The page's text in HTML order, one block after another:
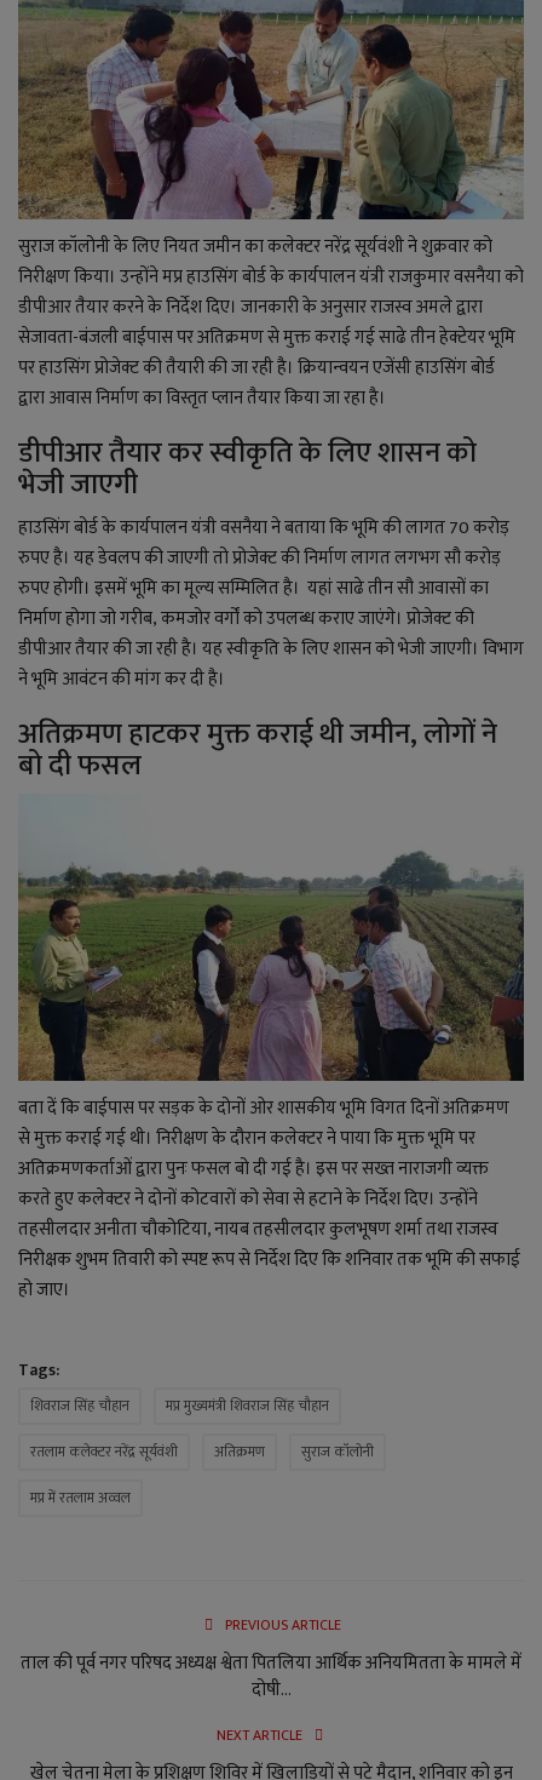
सुराज कॉलोनी के लिए नियत जमीन का कलेक्टर नरेंद्र सूर्यवंशी ने शुक्रवार को
निरीक्षण किया। उन्होंने मप्र हाउसिंग बोर्ड के कार्यपालन यंत्री राजकुमार वसनैया को
डीपीआर तैयार करने के निर्देश दिए। जानकारी के अनुसार राजस्व अमले द्वारा
सेजावता-बंजली बाईपास पर अतिक्रमण से मुक्त कराई गई साढे तीन हेक्टेयर भूमि
पर हाउसिंग प्रोजेक्ट की तैयारी की जा रही है। क्रियान्वयन एजेंसी हाउसिंग बोर्ड
द्वारा आवास निर्माण का विस्तृत प्लान तैयार किया जा रहा है।
डीपीआर तैयार कर स्वीकृति के लिए शासन को
भेजी जाएगी
हाउसिंग बोर्ड के कार्यपालन यंत्री वसनैया ने बताया कि भूमि की लागत 70 करोड़
रुपए है। यह डेवलप की जाएगी तो प्रोजेक्ट की निर्माण लागत लगभग सौ करोड़
रुपए होगी। इसमें भूमि का मूल्य सम्मिलित है। यहां साढे तीन सौ आवासों का
निर्माण होगा जो गरीब, कमजोर वर्गों को उपलब्ध कराए जाएंगे। प्रोजेक्ट की
डीपीआर तैयार की जा रही है। यह स्वीकृति के लिए शासन को भेजी जाएगी। विभाग
ने भूमि आवंटन की मांग कर दी है।
अतिक्रमण हाटकर मुक्त कराई थी जमीन, लोगों ने
बो दी फसल
बता दें कि बाईपास पर सड़क के दोनों ओर शासकीय भूमि विगत दिनों अतिक्रमण
से मुक्त कराई गई थी। निरीक्षण के दौरान कलेक्टर ने पाया कि मुक्त भूमि पर
अतिक्रमणकर्ताओं द्वारा पुनः फसल बो दी गई है। इस पर सख्त नाराजगी व्यक्त
करते हुए कलेक्टर ने दोनों कोटवारों को सेवा से हटाने के निर्देश दिए। उन्होंने
तहसीलदार अनीता चौकोटिया, नायब तहसीलदार कुलभूषण शर्मा तथा राजस्व
निरीक्षक शुभम तिवारी को स्पष्ट रूप से निर्देश दिए कि शनिवार तक भूमि की सफाई
हो जाए।
Tags:
शिवराज सिंह चौहान
मप्र मुख्यमंत्री शिवराज सिंह चौहान
रतलाम कलेक्टर नरेंद्र सूर्यवंशी
अतिक्रमण
सुराज कॉलोनी
मप्र में रतलाम अव्वल
PREVIOUS ARTICLE
ताल की पूर्व नगर परिषद अध्यक्ष श्वेता पितलिया आर्थिक अनियमितता के मामले में
दोषी...
NEXT ARTICLE
खेल चेतना मेला के प्रशिक्षण शिविर में खिलाड़ियों से पटे मैदान, शनिवार को इन